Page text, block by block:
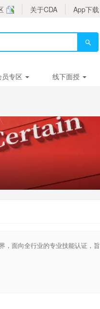
关于CDA App下载
员专区 线下面授
，面向全行业的专业技能认证，旨